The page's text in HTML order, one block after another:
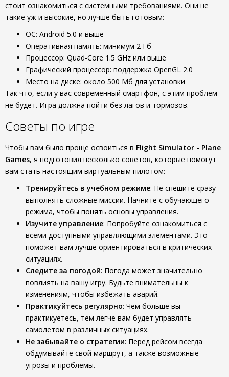
стоит ознакомиться с системными требованиями. Они не
такие уж и высокие, но лучше быть готовым:
ОС: Android 5.0 и выше
Оперативная память: минимум 2 Гб
Процессор: Quad-Core 1.5 GHz или выше
Графический процессор: поддержка OpenGL 2.0
Место на диске: около 500 Мб для установки
Так что, если у вас современный смартфон, с этим проблем
не будет. Игра должна пойти без лагов и тормозов.
Советы по игре
Чтобы вам было проще освоиться в Flight Simulator - Plane
Games, я подготовил несколько советов, которые помогут
вам стать настоящим виртуальным пилотом:
Тренируйтесь в учебном режиме: Не спешите сразу
выполнять сложные миссии. Начните с обучающего
режима, чтобы понять основы управления.
Изучите управление: Попробуйте ознакомиться с
всеми доступными управляющими элементами. Это
поможет вам лучше ориентироваться в критических
ситуациях.
Следите за погодой: Погода может значительно
повлиять на вашу игру. Будьте внимательны к
изменениям, чтобы избежать аварий.
Практикуйтесь регулярно: Чем больше вы
практикуетесь, тем легче вам будет управлять
самолетом в различных ситуациях.
Не забывайте о стратегии: Перед рейсом всегда
обдумывайте свой маршрут, а также возможные
угрозы и проблемы.